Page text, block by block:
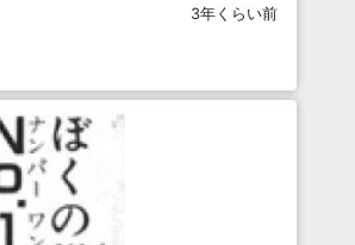
3年くらい前